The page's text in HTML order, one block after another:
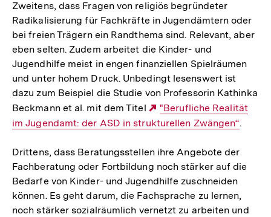
Zweitens, dass Fragen von religiös begründeter
Radikalisierung für Fachkräfte in Jugendämtern oder
bei freien Trägern ein Randthema sind. Relevant, aber
eben selten. Zudem arbeitet die Kinder- und
Jugendhilfe meist in engen finanziellen Spielräumen
und unter hohem Druck. Unbedingt lesenswert ist
dazu zum Beispiel die Studie von Professorin Kathinka
Beckmann et al. mit dem Titel
Externer
Link:
"Berufliche Realität
im Jugendamt: der ASD in strukturellen Zwängen“.
Drittens, dass Beratungsstellen ihre Angebote der
Fachberatung oder Fortbildung noch stärker auf die
Bedarfe von Kinder- und Jugendhilfe zuschneiden
können. Es geht darum, die Fachsprache zu lernen,
noch stärker sozialräumlich vernetzt zu arbeiten und